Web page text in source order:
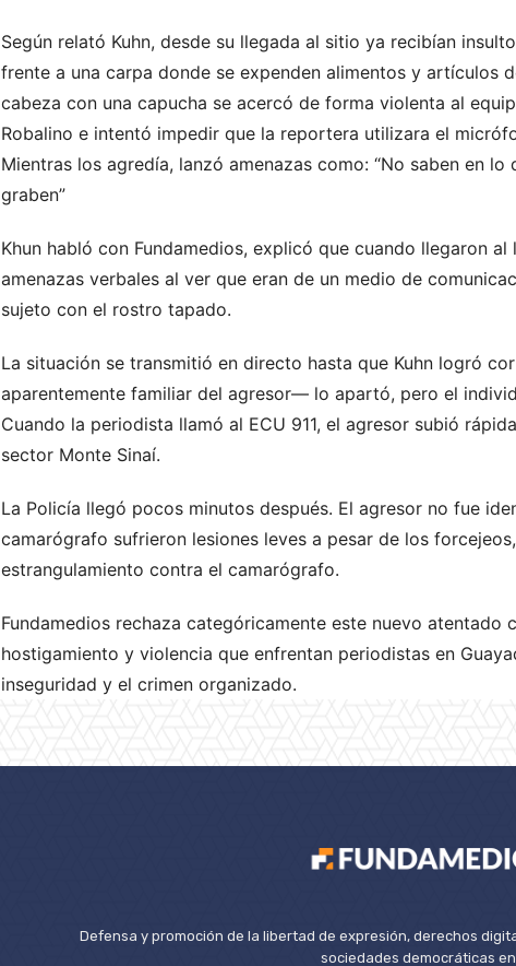
Según relató Kuhn, desde su llegada al sitio ya recibían
frente a una carpa donde se expenden alimentos y artículos
cabeza con una capucha se acercó de forma violenta al
Robalino e intentó impedir que la reportera utilizara el
Mientras los agredía, lanzó amenazas como: “No saben en
graben”
Khun habló con Fundamedios, explicó que cuando llegaron
amenazas verbales al ver que eran de un medio de
sujeto con el rostro tapado.
La situación se transmitió en directo hasta que Kuhn logró
aparentemente familiar del agresor— lo apartó, pero el
Cuando la periodista llamó al ECU 911, el agresor subió
sector Monte Sinaí.
La Policía llegó pocos minutos después. El agresor no fue
camarógrafo sufrieron lesiones leves a pesar de los
estrangulamiento contra el camarógrafo.
Fundamedios rechaza categóricamente este nuevo atentado
hostigamiento y violencia que enfrentan periodistas en
inseguridad y el crimen organizado.
Defensa y promoción de la libertad de expresión, derechos
sociedades democráticas en